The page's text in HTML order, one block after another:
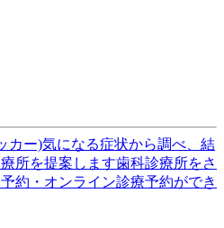
カー)気になる症状から調べ、結
所を提案します歯科診療所をさ
約・オンライン診療予約ができ